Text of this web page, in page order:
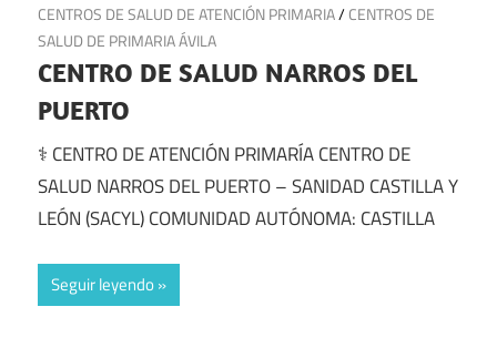
16 de julio de 2025
CENTROS DE SALUD DE ATENCIÓN PRIMARIA/CENTROS DE
SALUD DE PRIMARIA ÁVILA
CENTRO DE SALUD NARROS DEL
PUERTO
⚕️ CENTRO DE ATENCIÓN PRIMARÍA CENTRO DE
SALUD NARROS DEL PUERTO – SANIDAD CASTILLA Y
LEÓN (SACYL) COMUNIDAD AUTÓNOMA: CASTILLA
Seguir leyendo